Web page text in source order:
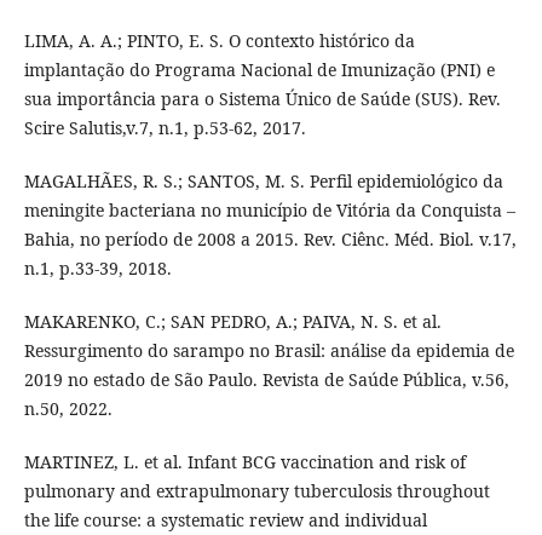
LIMA, A. A.; PINTO, E. S. O contexto histórico da
implantação do Programa Nacional de Imunização (PNI) e
sua importância para o Sistema Único de Saúde (SUS). Rev.
Scire Salutis,v.7, n.1, p.53-62, 2017.
MAGALHÃES, R. S.; SANTOS, M. S. Perfil epidemiológico da
meningite bacteriana no município de Vitória da Conquista –
Bahia, no período de 2008 a 2015. Rev. Ciênc. Méd. Biol. v.17,
n.1, p.33-39, 2018.
MAKARENKO, C.; SAN PEDRO, A.; PAIVA, N. S. et al.
Ressurgimento do sarampo no Brasil: análise da epidemia de
2019 no estado de São Paulo. Revista de Saúde Pública, v.56,
n.50, 2022.
MARTINEZ, L. et al. Infant BCG vaccination and risk of
pulmonary and extrapulmonary tuberculosis throughout
the life course: a systematic review and individual